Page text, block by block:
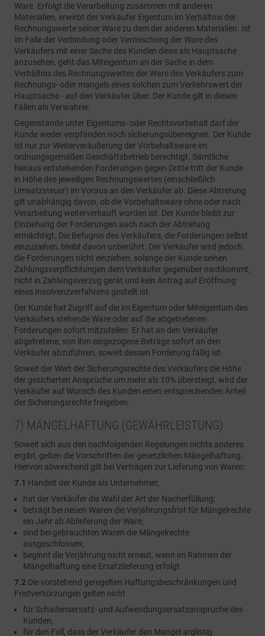
Ware. Erfolgt die Verarbeitung zusammen mit anderen
Materialien, erwirbt der Verkäufer Eigentum im Verhältnis der
Rechnungswerte seiner Ware zu dem der anderen Materialien. Ist
im Falle der Verbindung oder Vermischung der Ware des
Verkäufers mit einer Sache des Kunden diese als Hauptsache
anzusehen, geht das Miteigentum an der Sache in dem
Verhältnis des Rechnungswertes der Ware des Verkäufers zum
Rechnungs- oder mangels eines solchen zum Verkehrswert der
Hauptsache - auf den Verkäufer über. Der Kunde gilt in diesen
Fällen als Verwahrer.
Gegenstände unter Eigentums- oder Rechtsvorbehalt darf der
Kunde weder verpfänden noch sicherungsübereignen. Der Kunde
ist nur zur Weiterveräußerung der Vorbehaltsware im
ordnungsgemäßen Geschäftsbetrieb berechtigt. Sämtliche
hieraus entstehenden Forderungen gegen Dritte tritt der Kunde
in Höhe des jeweiligen Rechnungswertes (einschließlich
Umsatzsteuer) im Voraus an den Verkäufer ab. Diese Abtretung
gilt unabhängig davon, ob die Vorbehaltsware ohne oder nach
Verarbeitung weiterverkauft worden ist. Der Kunde bleibt zur
Einziehung der Forderungen auch nach der Abtretung
ermächtigt. Die Befugnis des Verkäufers, die Forderungen selbst
einzuziehen, bleibt davon unberührt. Der Verkäufer wird jedoch
die Forderungen nicht einziehen, solange der Kunde seinen
Zahlungsverpflichtungen dem Verkäufer gegenüber nachkommt,
nicht in Zahlungsverzug gerät und kein Antrag auf Eröffnung
eines Insolvenzverfahrens gestellt ist.
Der Kunde hat Zugriff auf die im Eigentum oder Miteigentum des
Verkäufers stehende Ware oder auf die abgetretenen
Forderungen sofort mitzuteilen. Er hat an den Verkäufer
abgetretene, von ihm eingezogene Beträge sofort an den
Verkäufer abzuführen, soweit dessen Forderung fällig ist.
Soweit der Wert der Sicherungsrechte des Verkäufers die Höhe
der gesicherten Ansprüche um mehr als 10% übersteigt, wird der
Verkäufer auf Wunsch des Kunden einen entsprechenden Anteil
der Sicherungsrechte freigeben.
7) MÄNGELHAFTUNG (GEWÄHRLEISTUNG)
Soweit sich aus den nachfolgenden Regelungen nichts anderes
ergibt, gelten die Vorschriften der gesetzlichen Mängelhaftung.
Hiervon abweichend gilt bei Verträgen zur Lieferung von Waren:
7.1 Handelt der Kunde als Unternehmer,
hat der Verkäufer die Wahl der Art der Nacherfüllung;
beträgt bei neuen Waren die Verjährungsfrist für Mängelrechte
ein Jahr ab Ablieferung der Ware;
sind bei gebrauchten Waren die Mängelrechte
ausgeschlossen;
beginnt die Verjährung nicht erneut, wenn im Rahmen der
Mängelhaftung eine Ersatzlieferung erfolgt.
7.2 Die vorstehend geregelten Haftungsbeschränkungen und
Fristverkürzungen gelten nicht
für Schadensersatz- und Aufwendungsersatzansprüche des
Kunden,
für den Fall, dass der Verkäufer den Mangel arglistig